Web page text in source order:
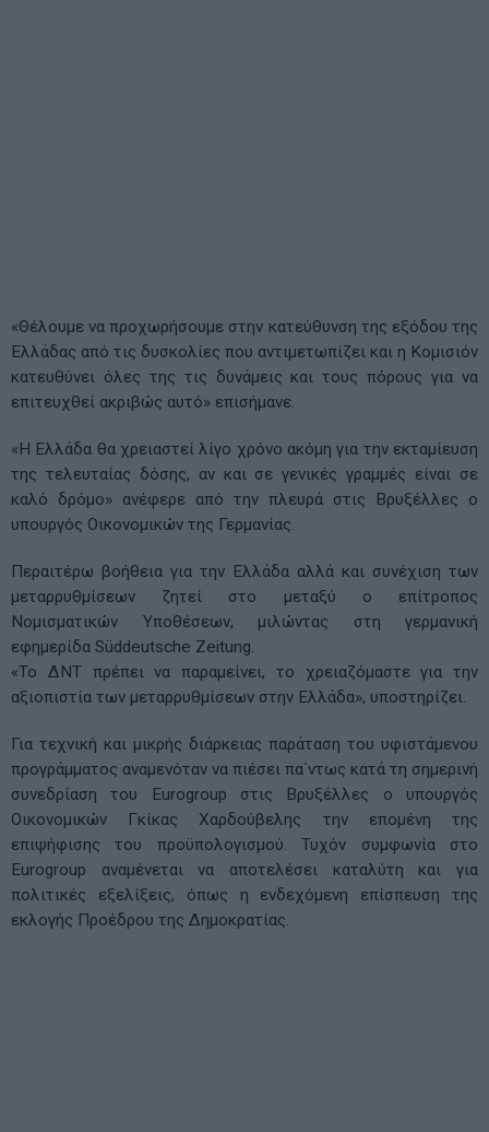
«Θέλουμε να προχωρήσουμε στην κατεύθυνση της εξόδου της
Ελλάδας από τις δυσκολίες που αντιμετωπίζει και η Κομισιόν
κατευθύνει όλες της τις δυνάμεις και τους πόρους για να
επιτευχθεί ακριβώς αυτό» επισήμανε.
«Η Ελλάδα θα χρειαστεί λίγο χρόνο ακόμη για την εκταμίευση
της τελευταίας δόσης, αν και σε γενικές γραμμές είναι σε
καλό δρόμο» ανέφερε από την πλευρά στις Βρυξέλλες ο
υπουργός Οικονομικών της Γερμανίας.
Περαιτέρω βοήθεια για την Ελλάδα αλλά και συνέχιση των
μεταρρυθμίσεων ζητεί στο μεταξύ ο επίτροπος
Νομισματικών Υποθέσεων, μιλώντας στη γερμανική
εφημερίδα Süddeutsche Zeitung.
«Το ΔΝΤ πρέπει να παραμείνει, το χρειαζόμαστε για την
αξιοπιστία των μεταρρυθμίσεων στην Ελλάδα», υποστηρίζει.
Για τεχνική και μικρής διάρκειας παράταση του υφιστάμενου
προγράμματος αναμενόταν να πιέσει πα΄ντως κατά τη σημερινή
συνεδρίαση του Eurogroup στις Βρυξέλλες ο υπουργός
Οικονομικών Γκίκας Χαρδούβελης την επομένη της
επιψήφισης του προϋπολογισμού. Τυχόν συμφωνία στο
Eurogroup αναμένεται να αποτελέσει καταλύτη και για
πολιτικές εξελίξεις, όπως η ενδεχόμενη επίσπευση της
εκλογής Προέδρου της Δημοκρατίας.